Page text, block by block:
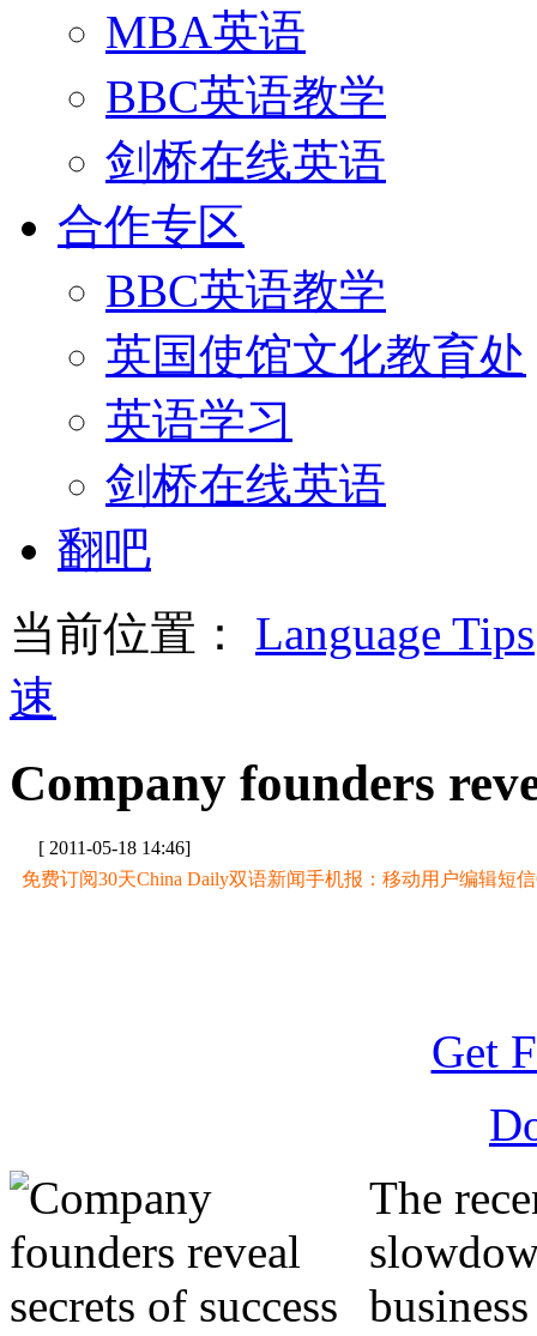
MBA英语
BBC英语教学
剑桥在线英语
合作专区
BBC英语教学
英国使馆文化教育处
英语学习
剑桥在线英语
翻吧
当前位置： Language Tips
速
Company founders
[ 2011-05-18 14:46]
免费订阅30天China Daily双语新闻手机报：移动用户编辑短信
Get
The